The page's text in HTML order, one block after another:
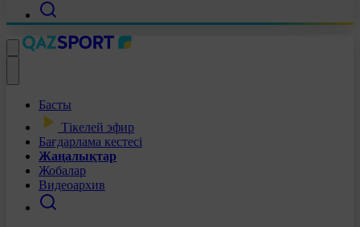
Басты
Тікелей эфир
Бағдарлама кестесі
Жаңалықтар
Жобалар
Видеоархив